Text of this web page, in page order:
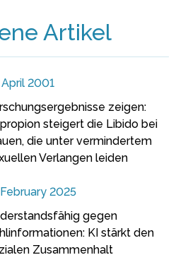
Artikel
April 2001
zeigen:
steigert die Libido bei
die unter vermindertem
Verlangen leiden
2025
gegen
KI stärkt den
Zusammenhalt